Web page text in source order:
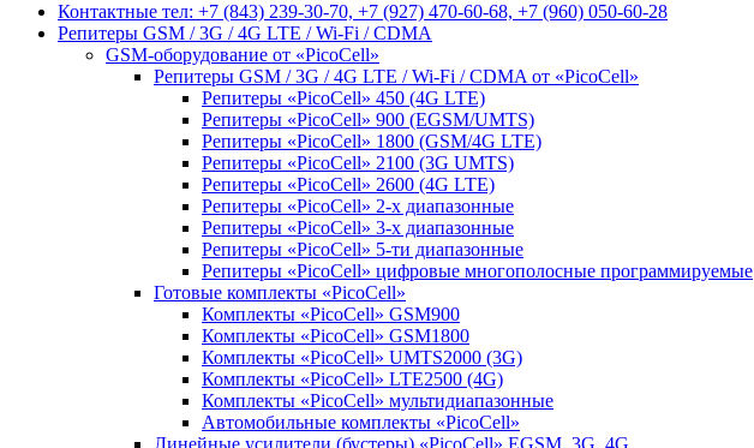
Контактные тел: +7 (843) 239-30-70, +7 (927) 470-60-68, +7 (960) 050-60-28
Репитеры GSM / 3G / 4G LTE / Wi-Fi / CDMA
GSM-оборудование от «PicoCell»
Репитеры GSM / 3G / 4G LTE / Wi-Fi / CDMA от «PicoCell»
Репитеры «PicoCell» 450 (4G LTE)
Репитеры «PicoCell» 900 (EGSM/UMTS)
Репитеры «PicoCell» 1800 (GSM/4G LTE)
Репитеры «PicoCell» 2100 (3G UMTS)
Репитеры «PicoCell» 2600 (4G LTE)
Репитеры «PicoCell» 2-х диапазонные
Репитеры «PicoCell» 3-х диапазонные
Репитеры «PicoCell» 5-ти диапазонные
Репитеры «PicoCell» цифровые многополосные программируемые
Готовые комплекты «PicoCell»
Комплекты «PicoCell» GSM900
Комплекты «PicoCell» GSM1800
Комплекты «PicoCell» UMTS2000 (3G)
Комплекты «PicoCell» LTE2500 (4G)
Комплекты «PicoCell» мультидиапазонные
Автомобильные комплекты «PicoCell»